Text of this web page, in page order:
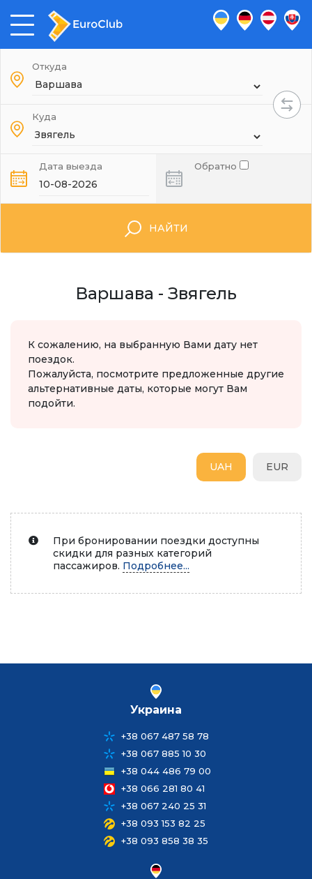
Откуда
Куда
Дата выезда Обратно
НАЙТИ
Варшава - Звягель
К сожалению, на выбранную Вами дату нет
поездок.
Пожалуйста, посмотрите предложенные другие
альтернативные даты, которые могут Вам
подойти.
EUR
UAH
При бронировании поездки доступны
скидки для разных категорий
пассажиров. Подробнее...
Украина
+38 067 487 58 78
+38 067 885 10 30
+38 044 486 79 00
+38 066 281 80 41
+38 067 240 25 31
+38 093 153 82 25
+38 093 858 38 35